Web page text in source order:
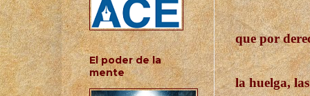
que por
la huelga,
El poder de la
mente